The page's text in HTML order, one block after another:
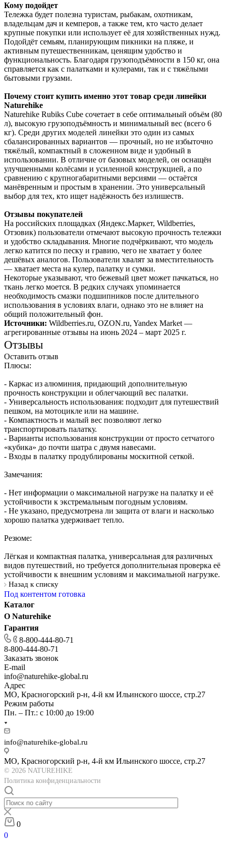
Кому подойдет
Тележка будет полезна туристам, рыбакам, охотникам,
владельцам дач и кемперов, а также тем, кто часто делает
крупные покупки или использует её для хозяйственных нужд.
Подойдёт семьям, планирующим пикники на пляже, и
активным путешественникам, ценящим удобство и
функциональность. Благодаря грузоподъёмности в 150 кг, она
справляется как с палатками и кулерами, так и с тяжёлыми
бытовыми грузами.
Почему стоит купить именно этот товар среди линейки
Naturehike
Naturehike Rubiks Cube сочетает в себе оптимальный объём (80
л), высокую грузоподъёмность и минимальный вес (всего 6
кг). Среди других моделей линейки это один из самых
сбалансированных вариантов — прочный, но не избыточно
тяжёлый, компактный в сложенном виде и удобный в
использовании. В отличие от базовых моделей, он оснащён
улучшенными колёсами и усиленной конструкцией, а по
сравнению с крупногабаритными версиями — остаётся
манёвренным и простым в хранении. Это универсальный
выбор для тех, кто ищет надёжность без излишеств.
Отзывы покупателей
На российских площадках (Яндекс.Маркет, Wildberries,
Отзовик) пользователи отмечают высокую прочность тележки
и удобство складывания. Многие подчёркивают, что модель
легко катится по песку и гравию, чего не хватает у более
дешёвых аналогов. Пользователи хвалят за вместительность
— хватает места на кулер, палатку и сумки.
Некоторые указывают, что бежевый цвет может пачкаться, но
ткань легко моется. В редких случаях упоминается
необходимость смазки подшипников после длительного
использования в условиях влаги, однако это не влияет на
общий положительный фон.
Источники: Wildberries.ru, OZON.ru, Yandex Market —
агрегированные отзывы на июнь 2024 – март 2025 г.
Отзывы
Оставить отзыв
Плюсы:
- Каркас из алюминия, придающий дополнительную
прочность конструкции и облегчающий вес палатки.
- Универсальность использования: подходит для путешествий
пешком, на мотоцикле или на машине.
- Компактность и малый вес позволяют легко
транспортировать палатку.
- Варианты использования конструкции от просто сетчатого
«кубика» до почти шатра с двумя навесами.
- Входы в палатку продублированы москитной сеткой.
Замечания:
- Нет информации о максимальной нагрузке на палатку и её
устойчивости к экстремальным погодным условиям.
- Не указано, предусмотрена ли защита от влаги и насколько
хорошо палатка удерживает тепло.
Резюме:
Лёгкая и компактная палатка, универсальная для различных
видов путешествий, но требуется дополнительная проверка её
устойчивости к внешним условиям и максимальной нагрузке.
Назад к списку
Под контентом готовка
Каталог
О Naturehike
Гарантия
8-800-444-80-71
8-800-444-80-71
Заказать звонок
E-mail
info@naturehike-global.ru
Адрес
МО, Красногорский р-н, 4-й км Ильинского шоссе, стр.27
Режим работы
Пн. – Пт.: с 10:00 до 19:00
info@naturehike-global.ru
МО, Красногорский р-н, 4-й км Ильинского шоссе, стр.27
© 2026 NATUREHIKE
Политика конфиденциальности
0
0